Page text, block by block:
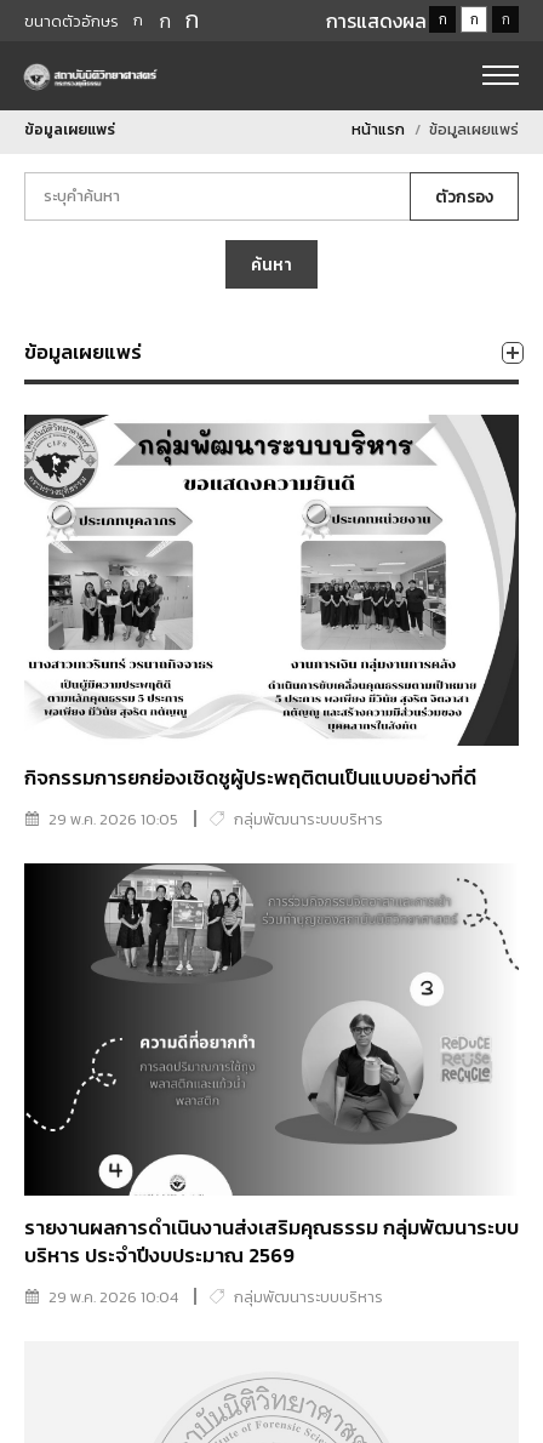
ขนาดตัวอักษร ก ก ก การแสดงผล ก ก ก
ข้อมูลเผยแพร่ หน้าแรก ข้อมูลเผยแพร่
ตัวกรอง
ค้นหา
ข้อมูลเผยแพร่
กิจกรรมการยกย่องเชิดชูผู้ประพฤติตนเป็นแบบอย่างที่ดี
29 พ.ค. 2026 10:05 กลุ่มพัฒนาระบบบริหาร
รายงานผลการดำเนินงานส่งเสริมคุณธรรม กลุ่มพัฒนาระบบ
บริหาร ประจำปีงบประมาณ 2569
29 พ.ค. 2026 10:04 กลุ่มพัฒนาระบบบริหาร